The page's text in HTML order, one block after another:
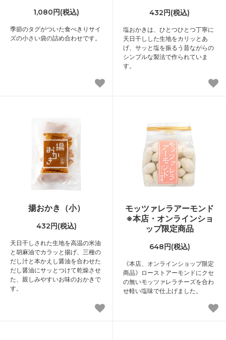
1,080円(税込)
季節のタグがついた食べきりサイ
ズの小さい袋の詰め合わせです。
432円(税込)
塩おかきは、ひとつひとつ丁寧に
天日干しした生地をカリッとあ
げ、サッと塩を振るう昔ながらの
シンプルな製法で作られていま
す。
揚おかき（小）
432円(税込)
天日干しされた生地を高温の米油
と胡麻油でカラッと揚げ、三種の
だし汁と本かえし醤油を合わせた
だし醤油にサッとつけて乾燥させ
た、親しみやすいお味のおかきで
す。
モッツァレラアーモンド
※本店・オンラインショ
ップ限定商品
648円(税込)
《本店、オンラインショップ限定
商品》ローストアーモンドにクセ
の無いモッツァレラチーズを合わ
せ軽い塩味で仕上げました。